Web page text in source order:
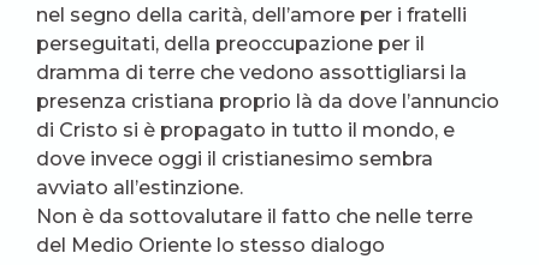
nel segno della carità, dell’amore per i fratelli
perseguitati, della preoccupazione per il
dramma di terre che vedono assottigliarsi la
presenza cristiana proprio là da dove l’annuncio
di Cristo si è propagato in tutto il mondo, e
dove invece oggi il cristianesimo sembra
avviato all’estinzione.
Non è da sottovalutare il fatto che nelle terre
del Medio Oriente lo stesso dialogo